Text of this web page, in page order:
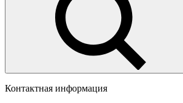
Контактная информация